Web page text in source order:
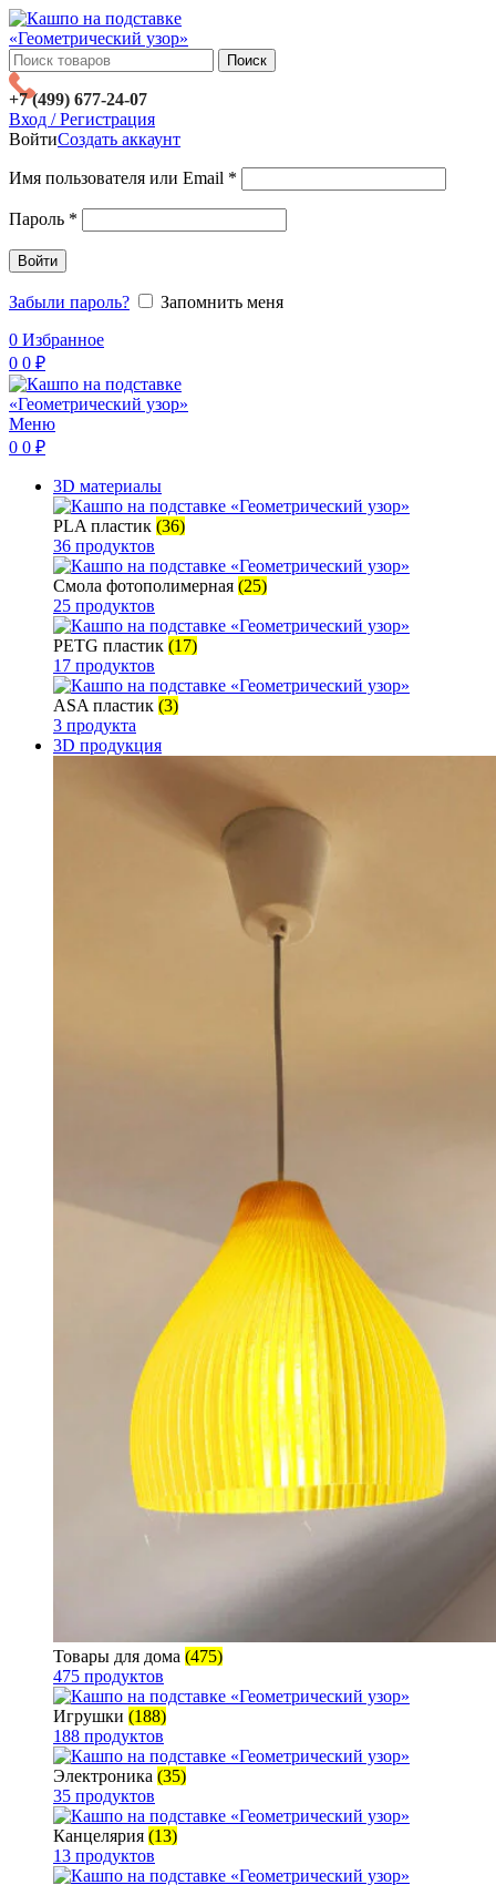
Поиск
+7 (499) 677-24-07
Вход / Регистрация
ВойтиСоздать аккаунт
Имя пользователя или Email *
Пароль *
Войти
Забыли пароль?
Запомнить меня
0 Избранное
0 0 ₽
Меню
0 0 ₽
3D материалы
PLA пластик (36)
36 продуктов
Смола фотополимерная (25)
25 продуктов
PETG пластик (17)
17 продуктов
ASA пластик (3)
3 продукта
3D продукция
Товары для дома (475)
475 продуктов
Игрушки (188)
188 продуктов
Электроника (35)
35 продуктов
Канцелярия (13)
13 продуктов